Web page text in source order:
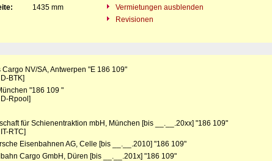
1435 mm
Vermietungen ausblenden
Revisionen
NV/SA, Antwerpen "E 186 109"
BTK]
"186 109 "
Rpool]
für Schienentraktion mbH, München [bis __.__.20xx] "186 109"
RTC]
Eisenbahnen AG, Celle [bis __.__.2010] "186 109"
Cargo GmbH, Düren [bis __.__.201x] "186 109"